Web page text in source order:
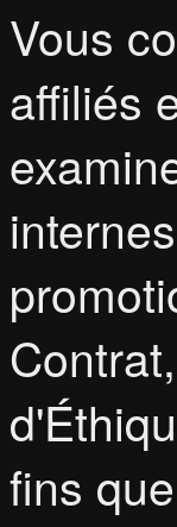
Vous
affiliés
fins